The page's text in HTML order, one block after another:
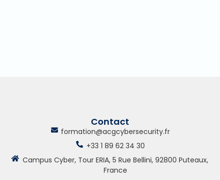
Contact
formation@acgcybersecurity.fr
+33 1 89 62 34 30
Campus Cyber, Tour ERIA, 5 Rue Bellini, 92800 Puteaux,
France